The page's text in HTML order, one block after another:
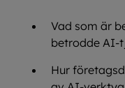
Vad som är
betrodde AI-
Hur